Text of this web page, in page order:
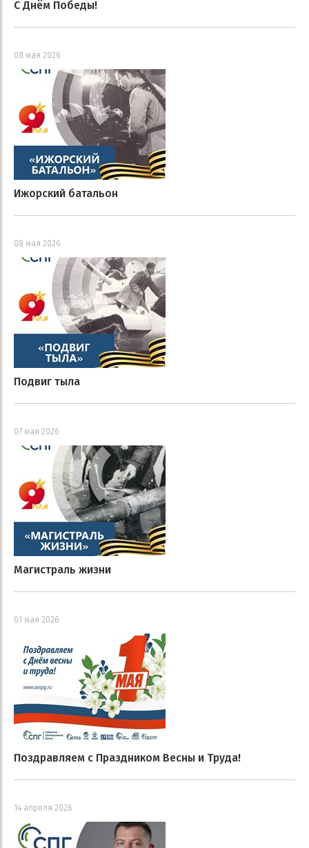
С Днём Победы!
08 мая 2026
Ижорский батальон
08 мая 2026
Подвиг тыла
07 мая 2026
Магистраль жизни
01 мая 2026
Поздравляем с Праздником Весны и Труда!
14 апреля 2026